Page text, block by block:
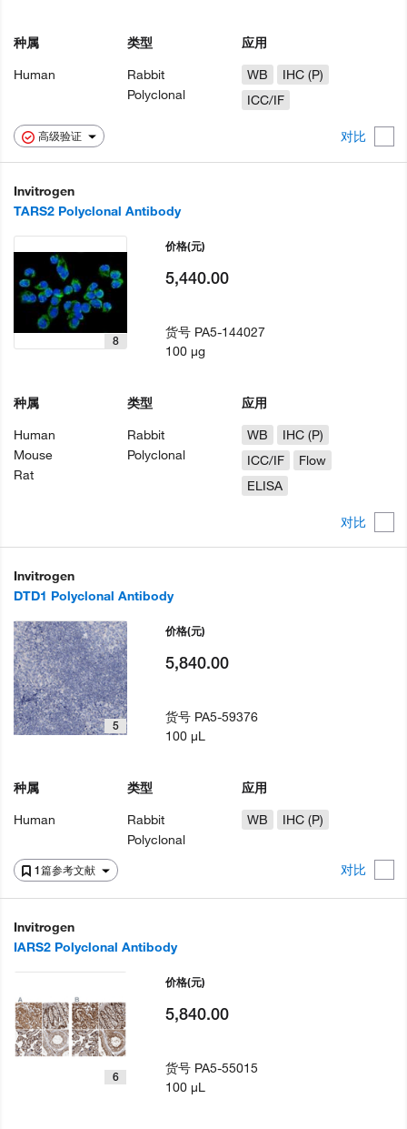
高级验证 对比
种属
Human
类型
Rabbit
Polyclonal
应用
WB
IHC (P)
ICC/IF
Invitrogen
TARS2 Polyclonal Antibody
对比
8
种属
Human
Mouse
Rat
类型
Rabbit
Polyclonal
应用
WB
IHC (P)
ICC/IF
Flow
ELISA
价格(元)
5,440.00
货号 PA5-144027
100 µg
Invitrogen
DTD1 Polyclonal Antibody
1篇参考文献 对比
5
种属
Human
类型
Rabbit
Polyclonal
应用
WB
IHC (P)
价格(元)
5,840.00
货号 PA5-59376
100 µL
Invitrogen
IARS2 Polyclonal Antibody
6
价格(元)
5,840.00
货号 PA5-55015
100 µL